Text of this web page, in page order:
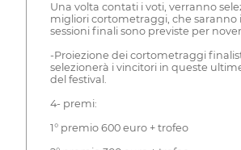
Una volta contati i voti, verranno
migliori cortometraggi, che saranno
sessioni finali sono previste per
-Proiezione dei cortometraggi
selezionerà i vincitori in queste
del festival.
4- premi:
1° premio 600 euro + trofeo